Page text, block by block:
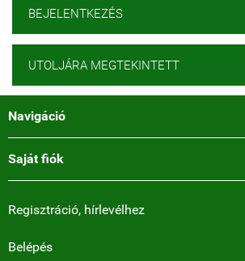
BEJELENTKEZÉS
UTOLJÁRA MEGTEKINTETT
Navigáció
Saját fiók
Regisztráció, hírlevélhez
Belépés